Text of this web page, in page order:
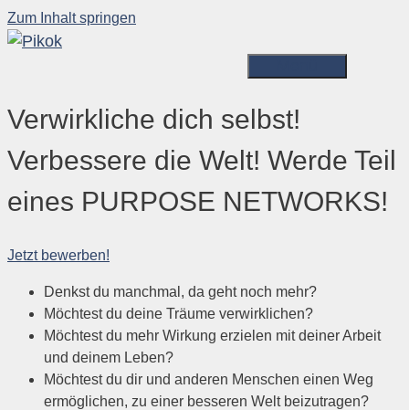
Zum Inhalt springen
Verwirkliche dich selbst!
Verbessere die Welt! Werde Teil
eines PURPOSE NETWORKS!
Jetzt bewerben!
Denkst du manchmal, da geht noch mehr?
Möchtest du deine Träume verwirklichen?
Möchtest du mehr Wirkung erzielen mit deiner Arbeit
und deinem Leben?
Möchtest du dir und anderen Menschen einen Weg
ermöglichen, zu einer besseren Welt beizutragen?